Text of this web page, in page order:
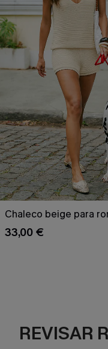
Chaleco beige para
33,00 €
REVISAR